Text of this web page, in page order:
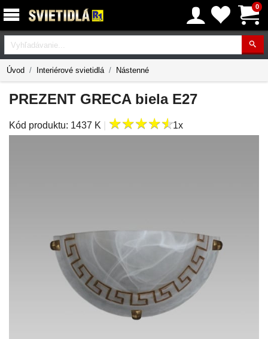
0
Vyhľadávanie
Úvod Interiérové svietidlá Nástenné
PREZENT GRECA biela E27
Kód produktu: 1437 K ★★★★★
★★★★★1x